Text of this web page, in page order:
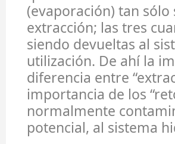
(evaporación) tan
extracción; las tres
siendo devueltas al
utilización. De ahí la
diferencia entre
importancia de los
normalmente
potencial, al sistema